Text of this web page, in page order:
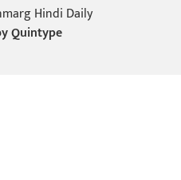
Hindi Daily
Quintype